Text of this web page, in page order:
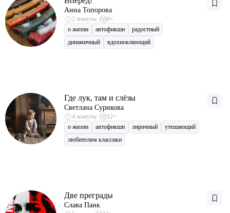
Анна Топорова
2 минуты
6+
о жизни
автофикшн
радостный
динамичный
вдохновляющий
Где лук, там и слёзы
Светлана Сурикова
4 минуты
12+
о жизни
автофикшн лиричный
утешающий
любителям классики
Две преграды
Слава Панк